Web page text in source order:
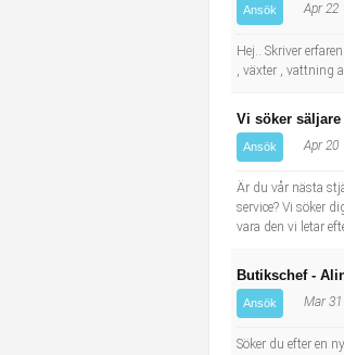
Hotell, restaurang, storhushåll
Installation, drift, underhåll
Kropps- och skönhetsvård
Bussförare/Busschaufför
Tidningsbud/Tidningsdistributör
Ansök Apr 22
Hej.. Skriver
, växter , vattning
Vi söker
Ansök Apr 20
Är du vår nästa
service? Vi söker
vara den vi letar
Butikschef -
Ansök Mar 31
Söker du efter en